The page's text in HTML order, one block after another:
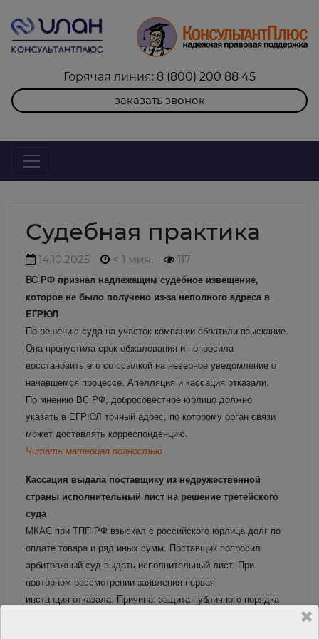
Горячая линия: 8 (800) 200 88 45
заказать звонок
Судебная практика
14.10.2025 < 1 мин. 117
ВС РФ признал надлежащим судебное извещение,
которое не было получено из-за неполного адреса в
ЕГРЮЛ
По решению суда на участок компании обратили взыскание.
Она пропустила срок обжалования и попросила
восстановить его со ссылкой на неверное уведомление о
начавшемся процессе. Апелляция и кассация отказали.
По мнению ВС РФ, добросовестное юрлицо должно
указать в ЕГРЮЛ точный адрес, по которому орган связи
может доставлять корреспонденцию.
Читать материал полностью
Кассация выдала поставщику из недружественной
страны исполнительный лист на решение третейского
суда
МКАС при ТПП РФ взыскал с российского юрлица долг по
оплате товара и ряд иных сумм. Поставщик попросил
арбитражный суд выдать исполнительный лист. При
повторном рассмотрении заявления первая
инстанция отказала. Причина: защита публичного порядка